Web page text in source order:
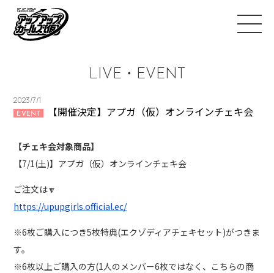
LIVE・EVENT
2023/7/1
EVENT 【開催決定】アプガ（仮）オンラインチェキ会
【チェキ会対象商品】
【7/1(土)】アプガ（仮）オンラインチェキ会
ご注文は🔽
https://upupgirls.official.ec/
※6枚ご購入につき5枚特典(エクゾディアチェキセット)がつきま
す。
※6枚以上ご購入の方(1人のメンバー6枚ではなく、こちらの商